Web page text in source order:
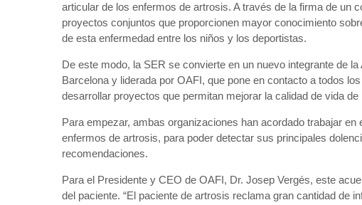
articular de los enfermos de artrosis. A través de la firma de un
proyectos conjuntos que proporcionen mayor conocimiento
de esta enfermedad entre los niños y los deportistas.
De este modo, la SER se convierte en un nuevo integrante de
Barcelona y liderada por OAFI, que pone en contacto a todos
desarrollar proyectos que permitan mejorar la calidad de vida de
Para empezar, ambas organizaciones han acordado trabajar
enfermos de artrosis, para poder detectar sus principales
recomendaciones.
Para el Presidente y CEO de OAFI, Dr. Josep Vergés, este
del paciente. “El paciente de artrosis reclama gran cantidad de